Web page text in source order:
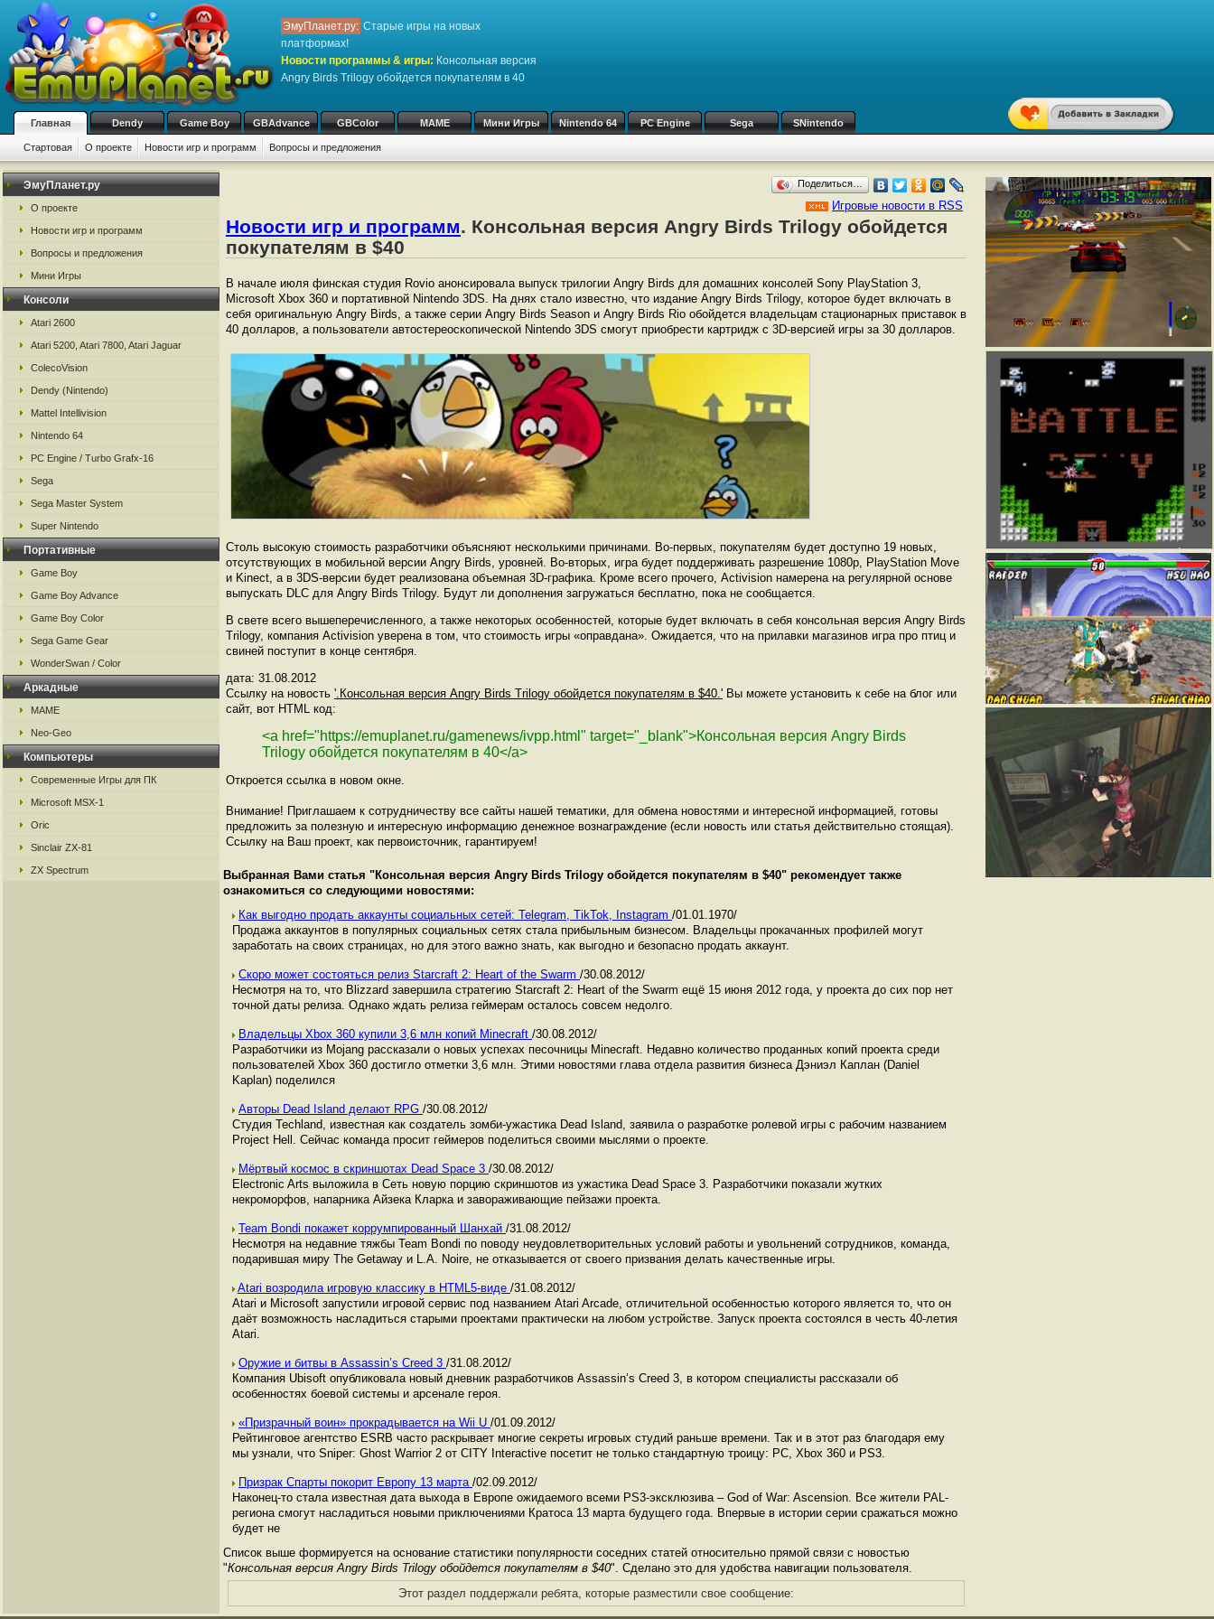
ЭмуПланет.ру: Старые игры на новых
платформах!
Новости программы & игры: Консольная версия
Angry Birds Trilogy обойдется покупателям в 40
Главная Dendy Game Boy GBAdvance GBColor MAME Мини Игры Nintendo 64 PC Engine Sega SNintendo
Стартовая О проекте Новости игр и программ Вопросы и предложения
ЭмуПланет.ру
О проекте
Новости игр и программ
Вопросы и предложения
Мини Игры
Консоли
Atari 2600
Atari 5200, Atari 7800, Atari Jaguar
ColecoVision
Dendy (Nintendo)
Mattel Intellivision
Nintendo 64
PC Engine / Turbo Grafx-16
Sega
Sega Master System
Super Nintendo
Портативные
Game Boy
Game Boy Advance
Game Boy Color
Sega Game Gear
WonderSwan / Color
Аркадные
MAME
Neo-Geo
Компьютеры
Современные Игры для ПК
Microsoft MSX-1
Oric
Sinclair ZX-81
ZX Spectrum
Поделиться…
Игровые новости в RSS
Новости игр и программ. Консольная версия Angry Birds Trilogy обойдется
покупателям в $40
В начале июля финская студия Rovio анонсировала выпуск трилогии Angry Birds для домашних консолей Sony PlayStation 3,
Microsoft Xbox 360 и портативной Nintendo 3DS. На днях стало известно, что издание Angry Birds Trilogy, которое будет включать в
себя оригинальную Angry Birds, а также серии Angry Birds Season и Angry Birds Rio обойдется владельцам стационарных приставок в
40 долларов, а пользователи автостереоскопической Nintendo 3DS смогут приобрести картридж с 3D-версией игры за 30 долларов.
Столь высокую стоимость разработчики объясняют несколькими причинами. Во-первых, покупателям будет доступно 19 новых,
отсутствующих в мобильной версии Angry Birds, уровней. Во-вторых, игра будет поддерживать разрешение 1080p, PlayStation Move
и Kinect, а в 3DS-версии будет реализована объемная 3D-графика. Кроме всего прочего, Activision намерена на регулярной основе
выпускать DLC для Angry Birds Trilogy. Будут ли дополнения загружаться бесплатно, пока не сообщается.
В свете всего вышеперечисленного, а также некоторых особенностей, которые будет включать в себя консольная версия Angry Birds
Trilogy, компания Activision уверена в том, что стоимость игры «оправдана». Ожидается, что на прилавки магазинов игра про птиц и
свиней поступит в конце сентября.
дата: 31.08.2012
Ссылку на новость '.Консольная версия Angry Birds Trilogy обойдется покупателям в $40.' Вы можете установить к себе на блог или
сайт, вот HTML код:
<a href="https://emuplanet.ru/gamenews/ivpp.html" target="_blank">Консольная версия Angry Birds
Trilogy обойдется покупателям в 40</a>
Откроется ссылка в новом окне.
Внимание! Приглашаем к сотрудничеству все сайты нашей тематики, для обмена новостями и интересной информацией, готовы
предложить за полезную и интересную информацию денежное вознаграждение (если новость или статья действительно стоящая).
Ссылку на Ваш проект, как первоисточник, гарантируем!
Выбранная Вами статья "Консольная версия Angry Birds Trilogy обойдется покупателям в $40" рекомендует также
ознакомиться со следующими новостями:
Как выгодно продать аккаунты социальных сетей: Telegram, TikTok, Instagram /01.01.1970/
Продажа аккаунтов в популярных социальных сетях стала прибыльным бизнесом. Владельцы прокачанных профилей могут
заработать на своих страницах, но для этого важно знать, как выгодно и безопасно продать аккаунт.
Cкоро может состояться релиз Starcraft 2: Heart of the Swarm /30.08.2012/
Несмотря на то, что Blizzard завершила стратегию Starcraft 2: Heart of the Swarm ещё 15 июня 2012 года, у проекта до сих пор нет
точной даты релиза. Однако ждать релиза геймерам осталось совсем недолго.
Владельцы Xbox 360 купили 3,6 млн копий Minecraft /30.08.2012/
Разработчики из Mojang рассказали о новых успехах песочницы Minecraft. Недавно количество проданных копий проекта среди
пользователей Xbox 360 достигло отметки 3,6 млн. Этими новостями глава отдела развития бизнеса Дэниэл Каплан (Daniel
Kaplan) поделился
Авторы Dead Island делают RPG /30.08.2012/
Студия Techland, известная как создатель зомби-ужастика Dead Island, заявила о разработке ролевой игры с рабочим названием
Project Hell. Сейчас команда просит геймеров поделиться своими мыслями о проекте.
Мёртвый космос в скриншотах Dead Space 3 /30.08.2012/
Electronic Arts выложила в Сеть новую порцию скриншотов из ужастика Dead Space 3. Разработчики показали жутких
некроморфов, напарника Айзека Кларка и завораживающие пейзажи проекта.
Team Bondi покажет коррумпированный Шанхай /31.08.2012/
Несмотря на недавние тяжбы Team Bondi по поводу неудовлетворительных условий работы и увольнений сотрудников, команда,
подарившая миру The Getaway и L.A. Noire, не отказывается от своего призвания делать качественные игры.
Atari возродила игровую классику в HTML5-виде /31.08.2012/
Atari и Microsoft запустили игровой сервис под названием Atari Arcade, отличительной особенностью которого является то, что он
даёт возможность насладиться старыми проектами практически на любом устройстве. Запуск проекта состоялся в честь 40-летия
Atari.
Оружие и битвы в Assassin’s Creed 3 /31.08.2012/
Компания Ubisoft опубликовала новый дневник разработчиков Assassin’s Creed 3, в котором специалисты рассказали об
особенностях боевой системы и арсенале героя.
«Призрачный воин» прокрадывается на Wii U /01.09.2012/
Рейтинговое агентство ESRB часто раскрывает многие секреты игровых студий раньше времени. Так и в этот раз благодаря ему
мы узнали, что Sniper: Ghost Warrior 2 от CITY Interactive посетит не только стандартную троицу: PC, Xbox 360 и PS3.
Призрак Спарты покорит Европу 13 марта /02.09.2012/
Наконец-то стала известная дата выхода в Европе ожидаемого всеми PS3-эксклюзива – God of War: Ascension. Все жители PAL-
региона смогут насладиться новыми приключениями Кратоса 13 марта будущего года. Впервые в истории серии сражаться можно
будет не
Список выше формируется на основание статистики популярности соседних статей относительно прямой связи с новостью
"Консольная версия Angry Birds Trilogy обойдется покупателям в $40". Сделано это для удобства навигации пользователя.
Этот раздел поддержали ребята, которые разместили свое сообщение: